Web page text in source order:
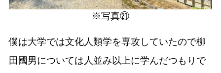
※写真㉑
僕は大学では文化人類学を専攻していたので柳
田國男については人並み以上に学んだつもりで